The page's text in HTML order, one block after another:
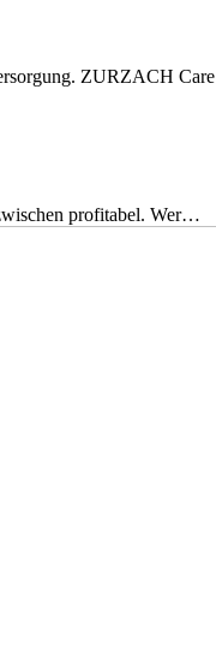
ZURZACH
profitabel. Wer…